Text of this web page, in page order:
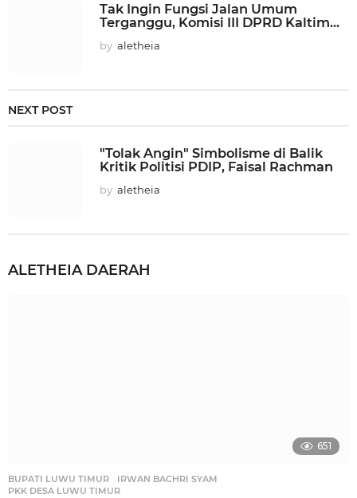
Tak Ingin Fungsi Jalan Umum
Terganggu, Komisi III DPRD Kaltim...
by aletheia
NEXT POST
"Tolak Angin" Simbolisme di Balik
Kritik Politisi PDIP, Faisal Rachman
by aletheia
ALETHEIA DAERAH
651
BUPATI LUWU TIMUR ,IRWAN BACHRI SYAM
PKK DESA LUWU TIMUR